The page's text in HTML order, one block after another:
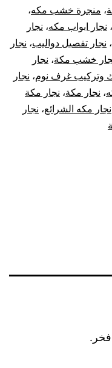
، منجرة خشب مكه،
، نجار ابواب مكه، نجار
، نجار تفصيل دواليب، نجار
خشب مكة، نجار
وتركيب غرف نوم، نجار
، نجار مكة، نجار مكة
نجار مكه الشرائع، نجار